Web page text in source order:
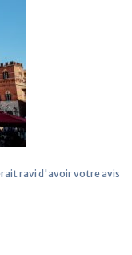
ravi d'avoir votre avis